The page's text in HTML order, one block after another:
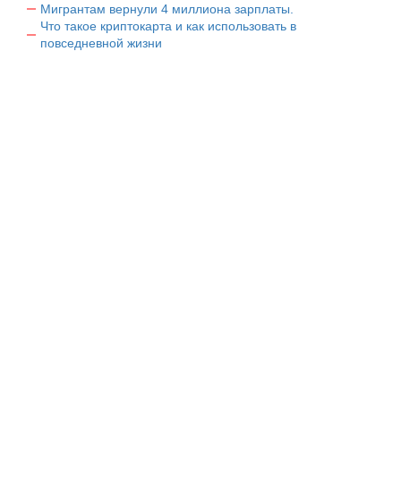
Мигрантам вернули 4 миллиона зарплаты.
Что такое криптокарта и как использовать в
повседневной жизни